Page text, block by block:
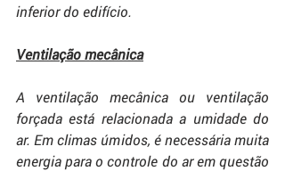
inferior do edifício.
Ventilação mecânica
A ventilação mecânica ou ventilação
forçada está relacionada a umidade do
ar. Em climas úmidos, é necessária muita
energia para o controle do ar em questão